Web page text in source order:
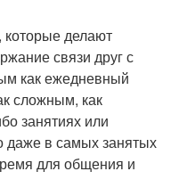
делают
связи друг с
как ежедневный
сложным, как
занятиях или
даже в самых занятых
для общения и